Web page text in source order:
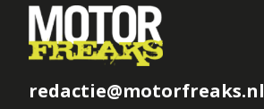
redactie@motorfreaks.nl